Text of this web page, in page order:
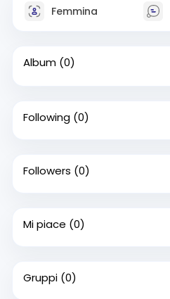
Femmina
Album (0)
Following (0)
Followers (0)
Mi piace (0)
Gruppi (0)